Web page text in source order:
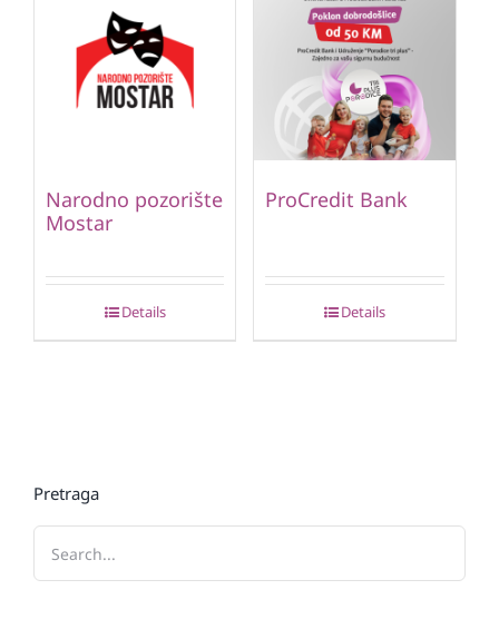
Narodno pozorište
Mostar
Details
ProCredit Bank
Details
Pretraga